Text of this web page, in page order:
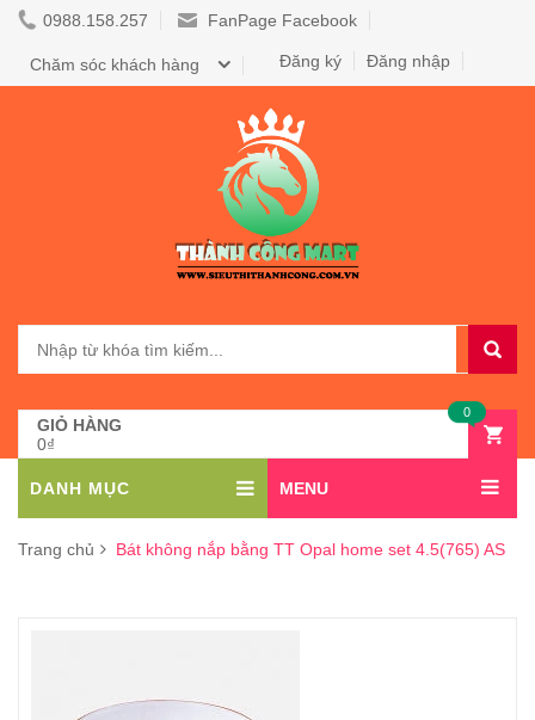
0988.158.257 FanPage Facebook
Đăng nhập
Đăng ký
Chăm sóc khách hàng
GIỎ HÀNG
0₫
0
DANH MỤC MENU
Trang chủ Bát không nắp bằng TT Opal home set 4.5(765) AS